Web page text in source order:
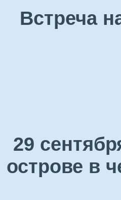
Встреча
29
острове в